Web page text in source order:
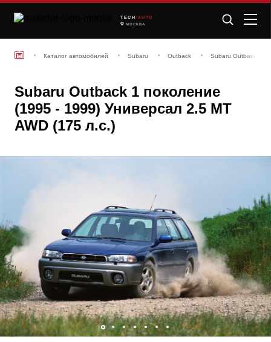
TECH /AUTO
МОСКВА
Каталог автомобилей Subaru Outback Subaru Outback 1
Subaru Outback 1 поколение
(1995 - 1999) Универсал 2.5 MT
AWD (175 л.с.)